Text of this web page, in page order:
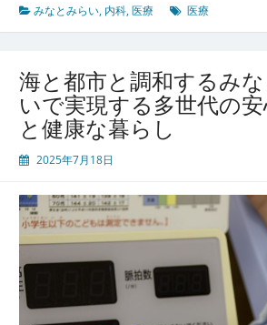
線
み
ら
が
支
え
る
住
む
と
訪
れ
る
みなとみらい, 内科,医療 医療
海と都市と調和するみ
いで実現する多世代の
と健康な暮らし
2025年7月18日